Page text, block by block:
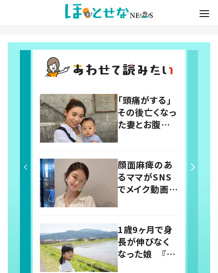
「頭痛がする」
その後亡くなっ
た妻とお腹の
中の赤ちゃ
ウム病“を知っ
てほしい」発信
を続ける夫に
迫る
顔面麻痺のあ
るママがSNS
でメイク動画を
らしさを取り戻
すまで
1歳9ヶ月で身
長が伸びなく
なった娘 『社
会から孤立し